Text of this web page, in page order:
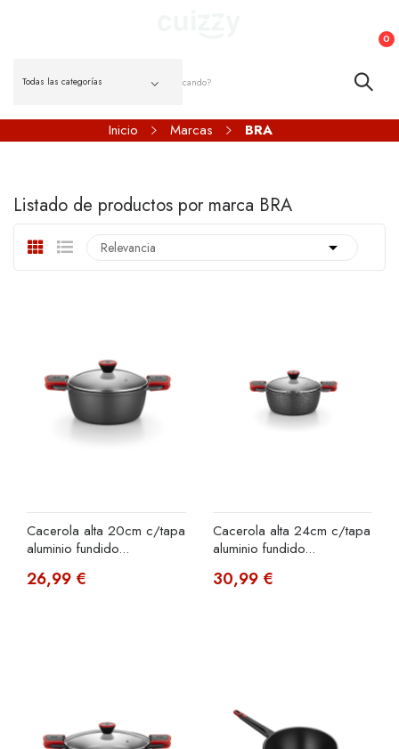
0
Inicio Marcas BRA
Listado de productos por marca BRA
Relevancia 
Cacerola alta 20cm c/tapa
aluminio fundido...
26,99 €
Cacerola alta 24cm c/tapa
aluminio fundido...
30,99 €